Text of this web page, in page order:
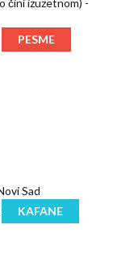
PESME
KAFANE